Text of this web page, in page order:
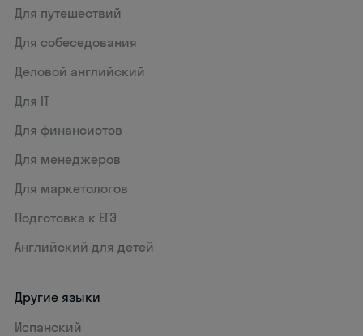
Для путешествий
Для собеседования
Деловой английский
Для IT
Для финансистов
Для менеджеров
Для маркетологов
Подготовка к ЕГЭ
Английский для детей
Другие языки
Испанский